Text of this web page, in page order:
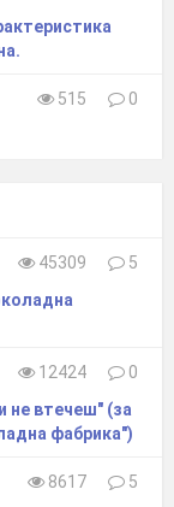
515
0
45309
5
12424
0
не втечеш" (за
фабрика")
8617
5